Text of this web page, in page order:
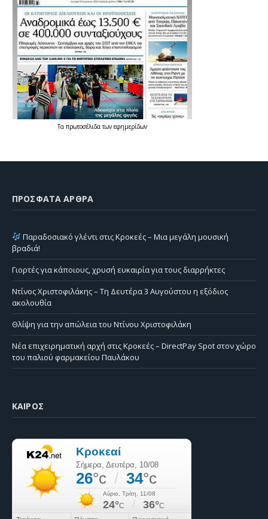
Τα πρωτοσέλιδατων εφημερίδων
ΠΡΌΣΦΑΤΑ ΆΡΘΡΑ
Παραδοσιακό γλέντι στις Κροκεές – Μια μεγάλη μουσική
βραδιά!
Γιορτές για κάποιους, χρυσή ευκαιρία για τους διαρρήκτες
Ντίνος Χριστοφιλάκης – Τη Δευτέρα 3 Αυγούστου η εξόδιος
ακολουθία
Θλίψη για την απώλεια του Ντίνου Χριστοφιλάκη
Νέα επιχειρηματική αρχή στις Κροκεές – DirectPay Spot στον χώρο
του παλιού φαρμακείου Παυλάκου
ΚΑΙΡΌΣ